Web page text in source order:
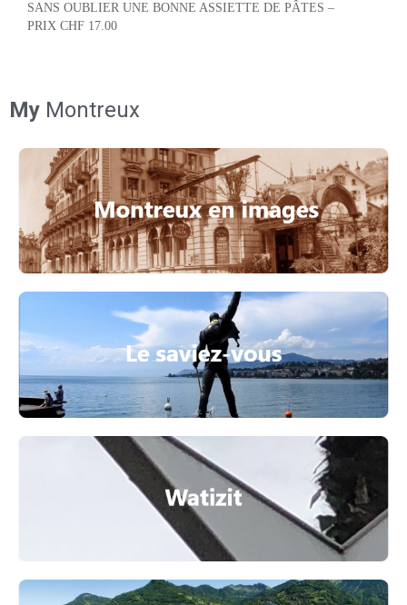
SANS OUBLIER UNE BONNE ASSIETTE DE PÂTES –
PRIX CHF 17.00
My Montreux